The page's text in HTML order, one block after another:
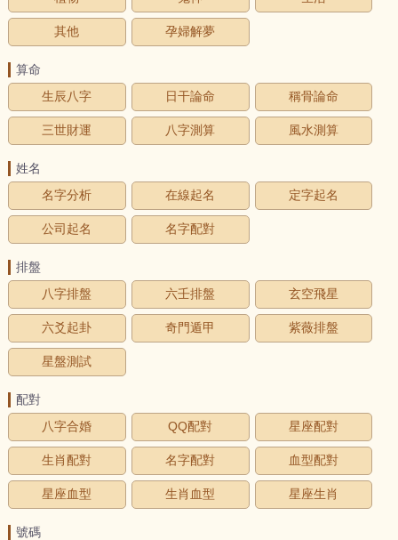
其他 孕婦解夢
算命
生辰八字
日干論命 稱骨論命
三世財運 八字測算 風水測算
姓名
名字分析
在線起名 定字起名
公司起名 名字配對
排盤
八字排盤
六壬排盤 玄空飛星
六爻起卦 奇門遁甲 紫薇排盤
星盤測試
配對
八字合婚
QQ配對 星座配對
生肖配對 名字配對 血型配對
星座血型 生肖血型 星座生肖
號碼